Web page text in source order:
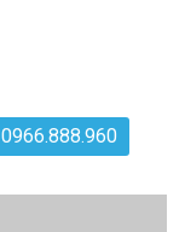
0966.888.960